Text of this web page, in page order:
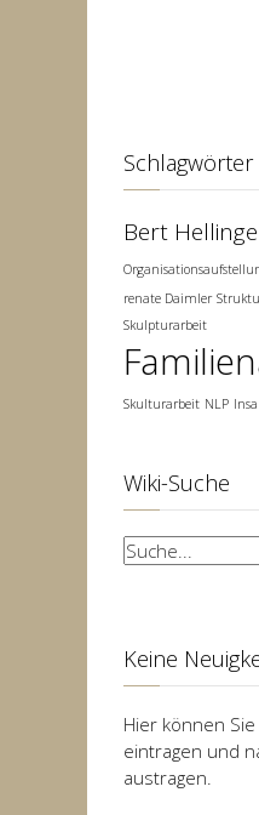
Schlagwörter
Bert
renate Daimler
Skulpturarbeit
Skulturarbeit NLP
Wiki-Suche
Suchen
Keine
Hier können
eintragen und
austragen.